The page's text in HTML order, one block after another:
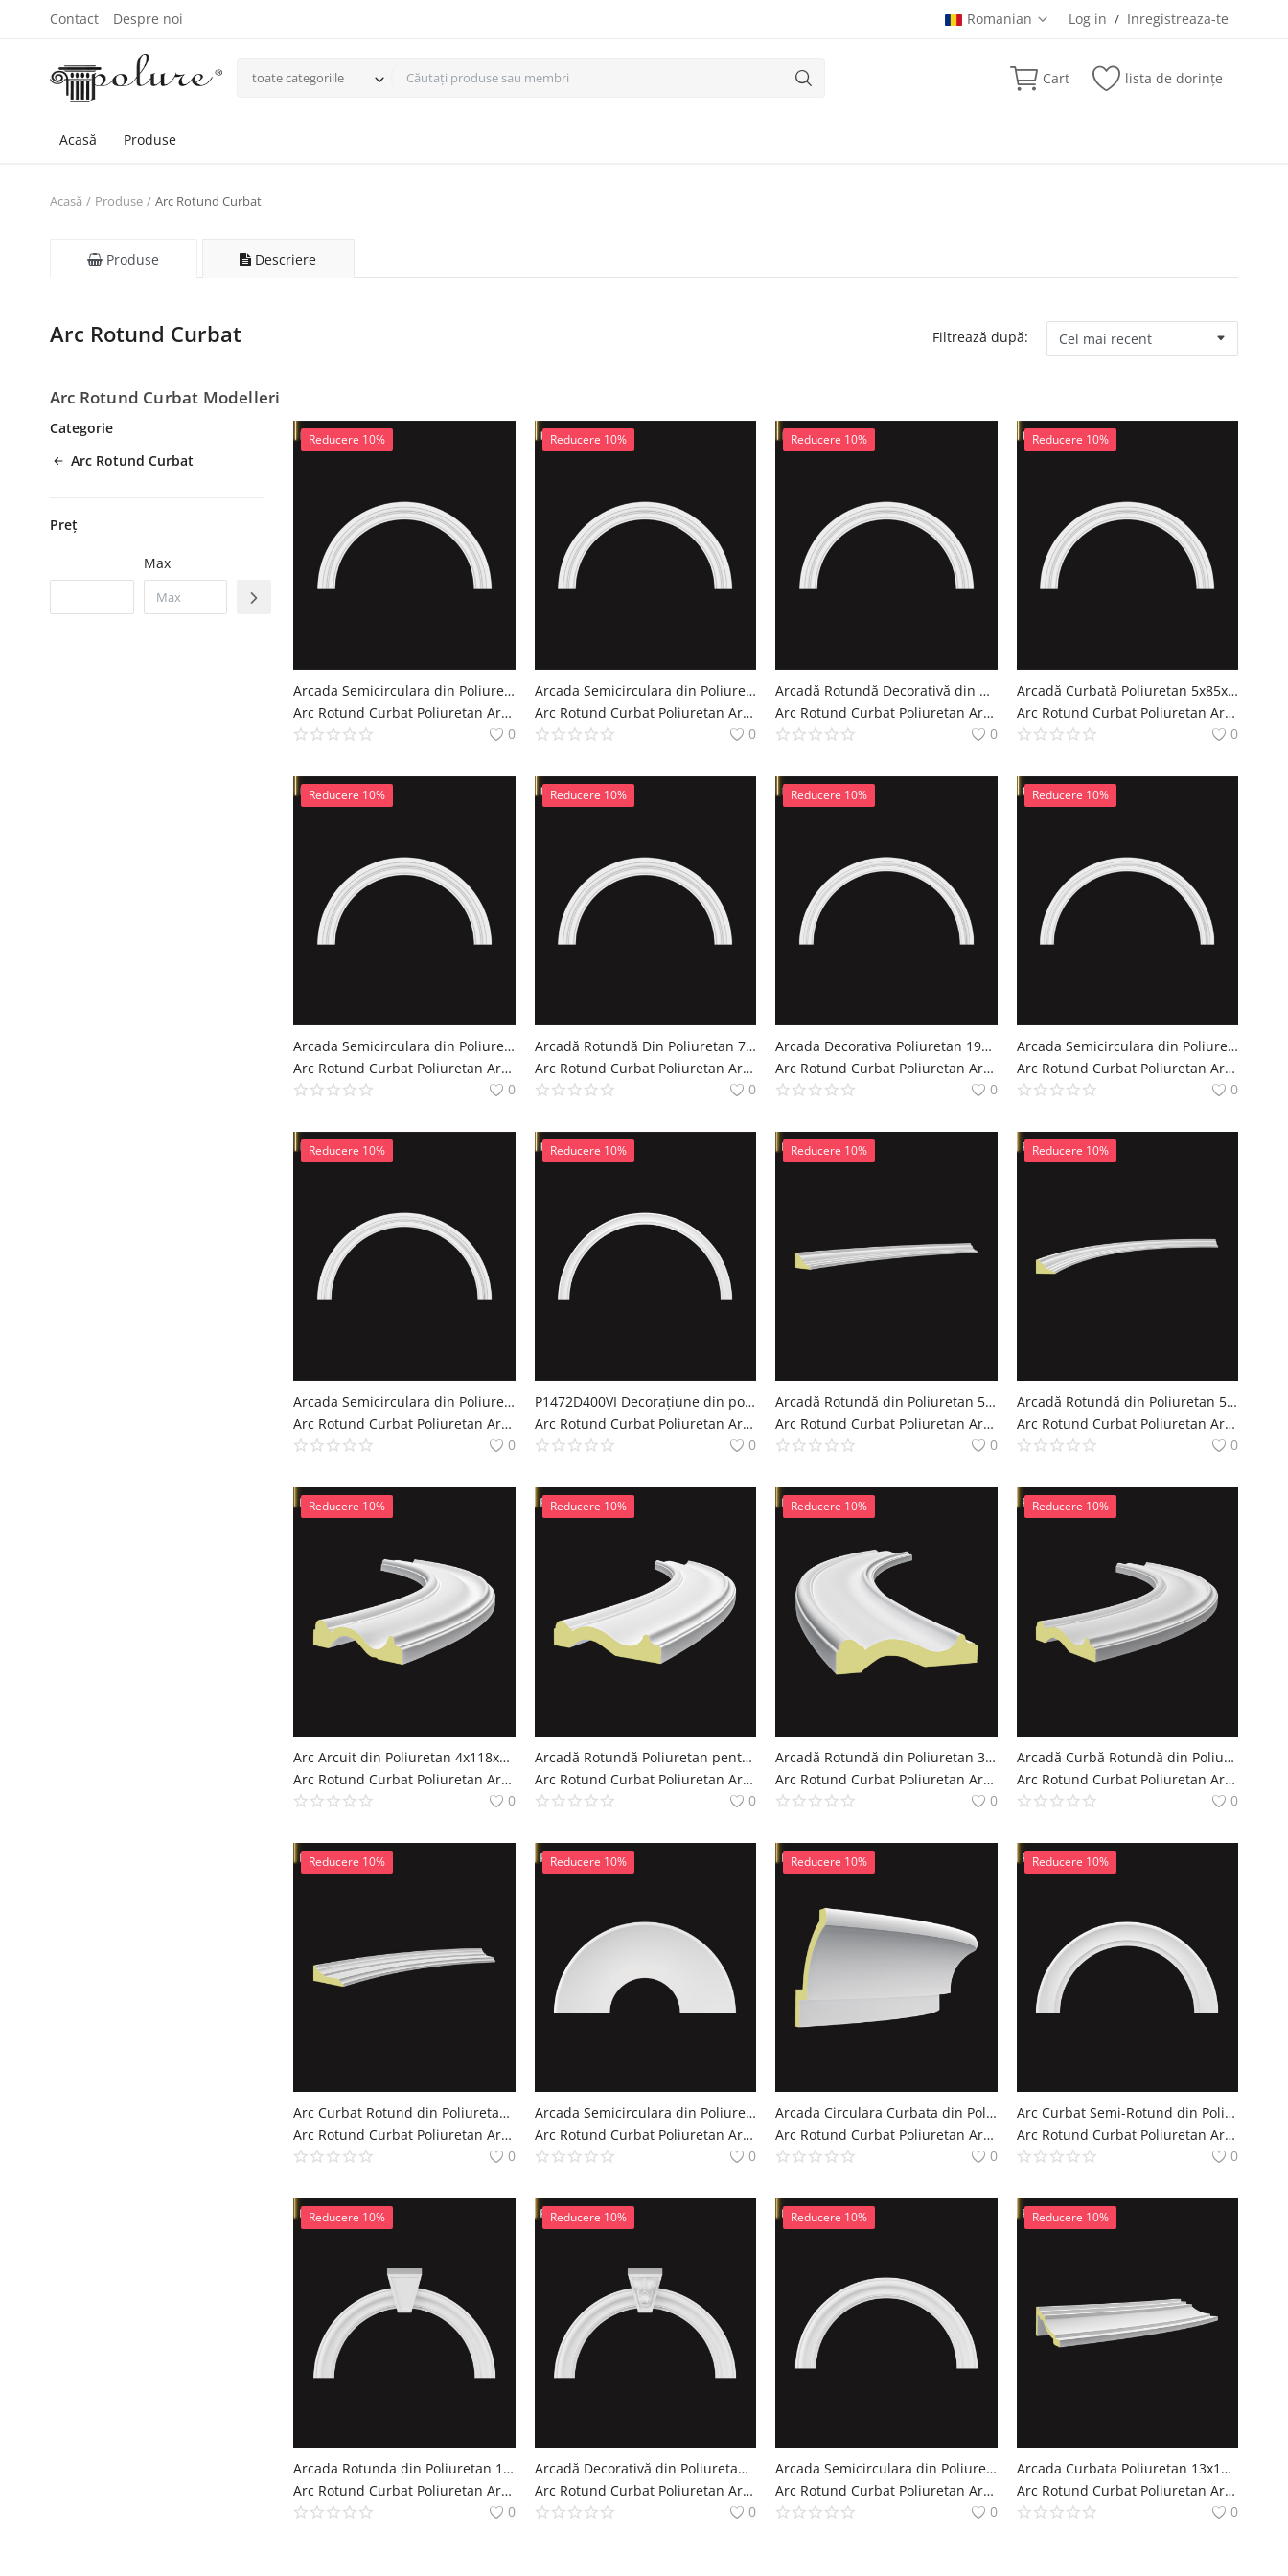
Contact Despre noi Romanian Log in / Inregistreaza-te
toate categoriile Cart lista de dorințe
Acasă Produse
Acasă Produse Arc Rotund Curbat
Produse Descriere
Arc Rotund Curbat Filtrează după:
Arc Rotund Curbat Modelleri
Categorie
Arc Rotund Curbat
Preț
Max
Reducere 10%
Arcada Semicirculara din Poliuretan 6x152x76 cm
Arc Rotund Curbat Poliuretan Arcade Decoratiuni Casa polure
0
Reducere 10%
Arcada Semicirculara din Poliuretan 6x132x66 cm
Arc Rotund Curbat Poliuretan Arcade Decoratiuni Casa polure
0
Reducere 10%
Arcadă Rotundă Decorativă din Poliuretan 105x52 cm
Arc Rotund Curbat Poliuretan Arcade Decoratiuni Casa polure
0
Reducere 10%
Arcadă Curbată Poliuretan 5x85x43 cm Model Rotund
Arc Rotund Curbat Poliuretan Arcade Decoratiuni Casa polure
0
Reducere 10%
Arcada Semicirculara din Poliuretan 9x251x126 cm
Arc Rotund Curbat Poliuretan Arcade Decoratiuni Casa polure
0
Reducere 10%
Arcadă Rotundă Din Poliuretan 7x199x99 cm Decor
Arc Rotund Curbat Poliuretan Arcade Decoratiuni Casa polure
0
Reducere 10%
Arcada Decorativa Poliuretan 192x11 cm pentru Usi si Ferestre
Arc Rotund Curbat Poliuretan Arcade Decoratiuni Casa polure
0
Reducere 10%
Arcada Semicirculara din Poliuretan 9x311x156 cm
Arc Rotund Curbat Poliuretan Arcade Decoratiuni Casa polure
0
Reducere 10%
Arcada Semicirculara din Poliuretan 14x477x239 cm
Arc Rotund Curbat Poliuretan Arcade Decoratiuni Casa polure
0
Reducere 10%
P1472D400VI Decorațiune din poliuretan pentru margine de arcada semirotunda de exterior. Modele de profile pentru arcade.
Arc Rotund Curbat Poliuretan Arcade Decoratiuni Casa polure
0
Reducere 10%
Arcadă Rotundă din Poliuretan 5x98x15 cm Profil
Arc Rotund Curbat Poliuretan Arcade Decoratiuni Casa polure
0
Reducere 10%
Arcadă Rotundă din Poliuretan 5x124 cm Profil Curbat
Arc Rotund Curbat Poliuretan Arcade Decoratiuni Casa polure
0
Reducere 10%
Arc Arcuit din Poliuretan 4x118x30 cm Profile Lise
Arc Rotund Curbat Poliuretan Arcade Decoratiuni Casa polure
0
Reducere 10%
Arcadă Rotundă Poliuretan pentru Usi si Ferestre 3x105 cm
Arc Rotund Curbat Poliuretan Arcade Decoratiuni Casa polure
0
Reducere 10%
Arcadă Rotundă din Poliuretan 3x113x22 cm pentru Uși și Ferestre
Arc Rotund Curbat Poliuretan Arcade Decoratiuni Casa polure
0
Reducere 10%
Arcadă Curbă Rotundă din Poliuretan 3x93 cm Decorativă
Arc Rotund Curbat Poliuretan Arcade Decoratiuni Casa polure
0
Reducere 10%
Arc Curbat Rotund din Poliuretan 8x125x31 cm
Arc Rotund Curbat Poliuretan Arcade Decoratiuni Casa polure
0
Reducere 10%
Arcada Semicirculara din Poliuretan 24x176x88 cm
Arc Rotund Curbat Poliuretan Arcade Decoratiuni Casa polure
0
Reducere 10%
Arcada Circulara Curbata din Poliuretan 30x109x30 cm
Arc Rotund Curbat Poliuretan Arcade Decoratiuni Casa polure
0
Reducere 10%
Arc Curbat Semi-Rotund din Poliuretan 19x231x116 cm
Arc Rotund Curbat Poliuretan Arcade Decoratiuni Casa polure
0
Reducere 10%
Arcada Rotunda din Poliuretan 17x131 cm Usi si Ferestre
Arc Rotund Curbat Poliuretan Arcade Decoratiuni Casa polure
0
Reducere 10%
Arcadă Decorativă din Poliuretan 131x80 cm cu Cheie de Boltă
Arc Rotund Curbat Poliuretan Arcade Decoratiuni Casa polure
0
Reducere 10%
Arcada Semicirculara din Poliuretan 11x131x66 cm Decor
Arc Rotund Curbat Poliuretan Arcade Decoratiuni Casa polure
0
Reducere 10%
Arcada Curbata Poliuretan 13x119 cm pentru Usi si Ferestre
Arc Rotund Curbat Poliuretan Arcade Decoratiuni Casa polure
0